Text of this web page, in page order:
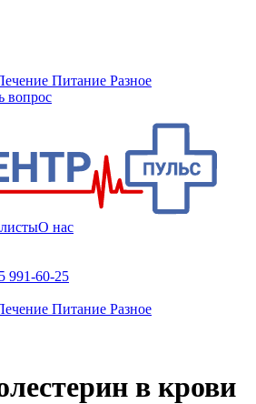
Питание Разное
вопрос
О нас
991-60-25
Питание Разное
в крови